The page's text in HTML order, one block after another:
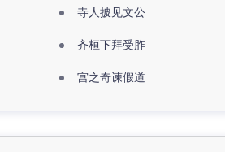
寺人披见文公
齐桓下拜受胙
宫之奇谏假道